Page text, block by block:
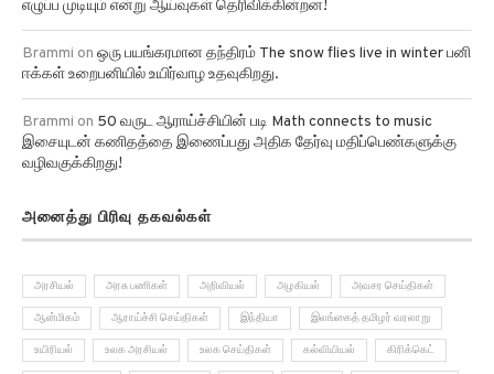
Brammionஒரு பயங்கரமான தந்திரம் The snow flies live in winter பனி
ஈக்கள் உறைபனியில் உயிர்வாழ உதவுகிறது.
Brammion50 வருட ஆராய்ச்சியின் படி Math connects to music
இசையுடன் கணிதத்தை இணைப்பது அதிக தேர்வு மதிப்பெண்களுக்கு
வழிவகுக்கிறது!
ஆன்மிகம் ஆராய்ச்சி செய்திகள் இந்தியா இலங்கைத் தமிழர் வரலாறு
உயிரியல் உலக அரசியல் உலக செய்திகள் கல்வியியல் கிரிக்கெட்
கிரைம் ரிப்போர்ட் குழந்தைகள் சமூகம் சமையல் சினிமா செய்திகள்